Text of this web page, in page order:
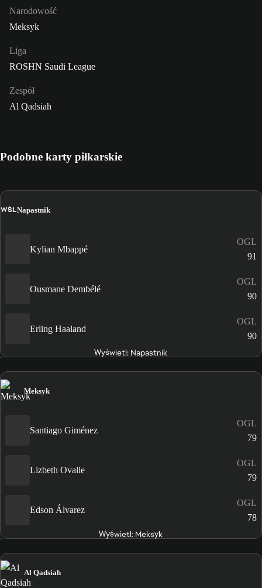
Narodowość
Meksyk
Liga
ROSHN Saudi League
Zespół
Al Qadsiah
Podobne karty piłkarskie
WŚLNapastnik
Kylian Mbappé
OGL
91
Ousmane Dembélé
OGL
90
Erling Haaland
OGL
90
Wyświetl: Napastnik
Meksyk
Santiago Giménez
OGL
79
Lizbeth Ovalle
OGL
79
Edson Álvarez
OGL
78
Wyświetl: Meksyk
Al Qadsiah